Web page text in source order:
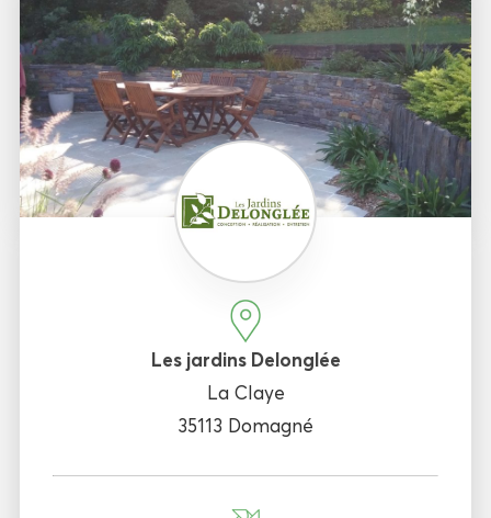
Les jardins Delonglée
La Claye
35113 Domagné